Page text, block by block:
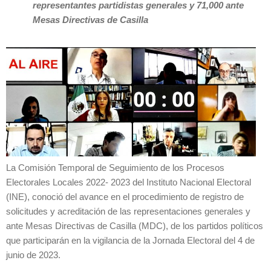
representantes partidistas generales y 71,000 ante
Mesas Directivas de Casilla
La Comisión Temporal de Seguimiento de los Procesos
Electorales Locales 2022- 2023 del Instituto Nacional Electoral
(INE), conoció del avance en el procedimiento de registro de
solicitudes y acreditación de las representaciones generales y
ante Mesas Directivas de Casilla (MDC), de los partidos políticos
que participarán en la vigilancia de la Jornada Electoral del 4 de
junio de 2023.